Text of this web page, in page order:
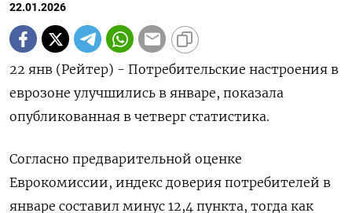
22.01.2026
22 янв (Рейтер) - Потребительские настроения ⁠в
еврозоне улучшились в январе, показала
⁠опубликованная в ​четверг статистика.
Согласно ⁠предварительной оценке
Еврокомиссии, ⁠индекс доверия потребителей в
‌январе ‍составил минус ‌12,4 ​пункта, тогда как